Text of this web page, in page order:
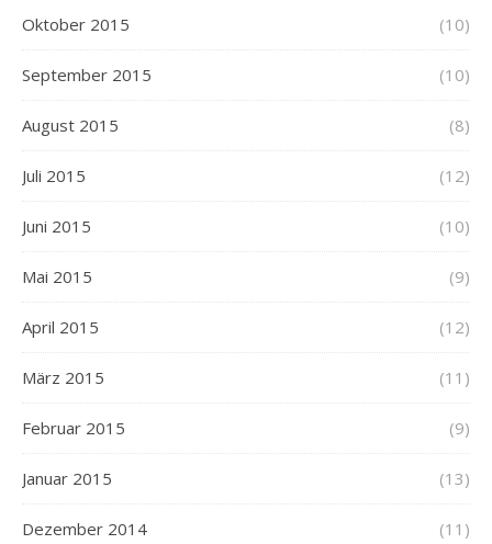
Oktober 2015 (10)
September 2015 (10)
August 2015 (8)
Juli 2015 (12)
Juni 2015 (10)
Mai 2015 (9)
April 2015 (12)
März 2015 (11)
Februar 2015 (9)
Januar 2015 (13)
Dezember 2014 (11)